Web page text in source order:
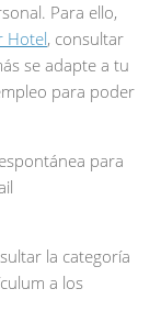
Para ello,
Hotel, consultar
se adapte a tu
para poder
para
la categoría
a los